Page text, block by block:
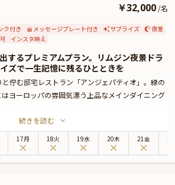
￥32,000 /名
ク付き メッセージプレート付き サプライズ
夜景
インスタ映え
するプレミアムプラン。リムジン夜景ドラ
ズで一生記憶に残るひとときを
佇む邸宅レストラン「アンジェパティオ」。緑の
ヨーロッパの雰囲気漂う上品なメインダイニング
お二人を優しく照らしてくれるテーブル席をご用
気にすることなく、大切な方との特別な時間をお
続きを読む
17月 18火 19水 20木 21金